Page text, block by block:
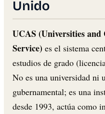
Unido
UCAS (Universities and
Service) es el sistema
estudios de grado
No es una universidad ni
gubernamental; es una
desde 1993, actúa como